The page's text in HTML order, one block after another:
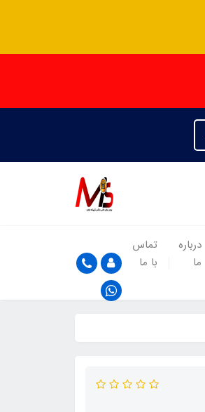
درباره
ما
تماس
با ما